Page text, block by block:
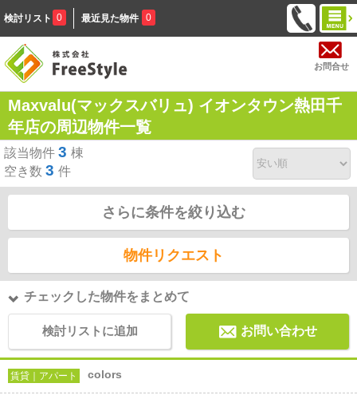
検討リスト 0 最近見た物件 0
お問合せ
Maxvalu(マックスバリュ) イオンタウン熱田千
年店の周辺物件一覧
該当物件 3 棟
空き数 3 件
さらに条件を絞り込む
物件リクエスト
チェックした物件をまとめて
検討リストに追加 お問い合わせ
賃貸｜アパート colors